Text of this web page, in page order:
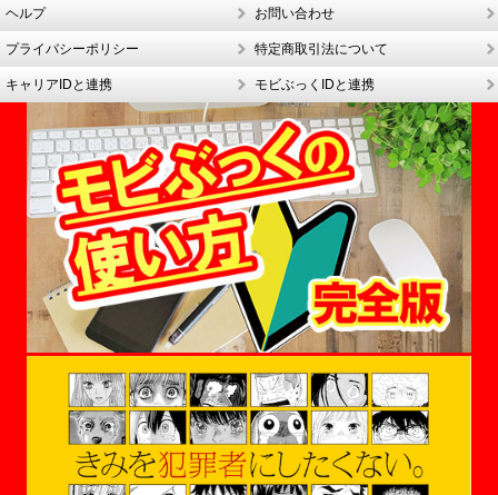
ヘルプ お問い合わせ
プライバシーポリシー 特定商取引法について
キャリアIDと連携 モビぶっくIDと連携